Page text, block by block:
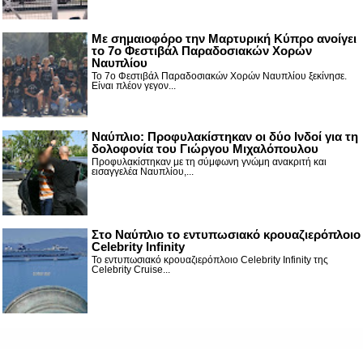
Με σημαιοφόρο την Μαρτυρική Κύπρο ανοίγει
το 7ο Φεστιβάλ Παραδοσιακών Χορών
Ναυπλίου
Το 7ο Φεστιβάλ Παραδοσιακών Χορών Ναυπλίου ξεκίνησε.
Είναι πλέον γεγον...
Ναύπλιο: Προφυλακίστηκαν οι δύο Ινδοί για τη
δολοφονία του Γιώργου Μιχαλόπουλου
Προφυλακίστηκαν με τη σύμφωνη γνώμη ανακριτή και
εισαγγελέα Ναυπλίου,...
Στο Ναύπλιο το εντυπωσιακό κρουαζιερόπλοιο
Celebrity Infinity
Το εντυπωσιακό κρουαζιερόπλοιο Celebrity Infinity της
Celebrity Cruise...